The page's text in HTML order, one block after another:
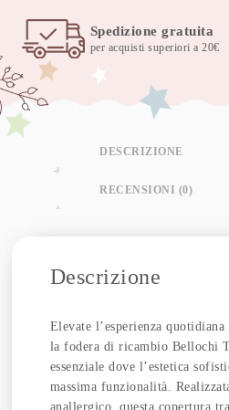
Spedizione gratuita
per acquisti superiori a 20€
DESCRIZIONE
RECENSIONI (0)
Descrizione
Elevate l’esperienza
la fodera di ricambio Bellochi
essenziale dove l’estetica
massima funzionalità.
anallergico, questa copertura